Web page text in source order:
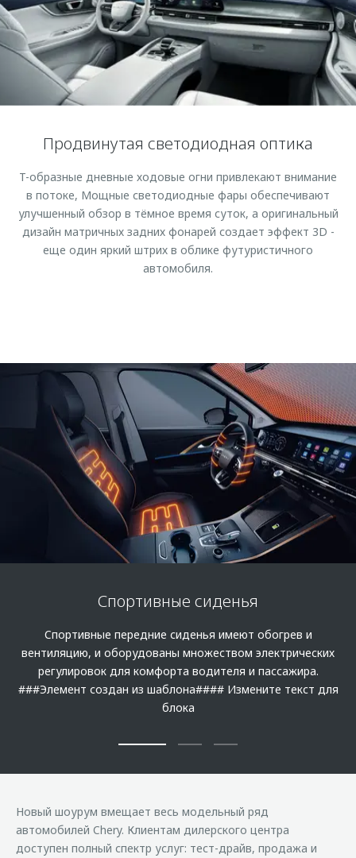
Страхование
Кредитный калькулятор
Аксессуары
Одежда и сувениры
Запчасти
Трейд-ин
Калькулятор трейд-ин
Клиентская поддержка
O&J Автоклуб
Клуб владельцев OMODA
Приложение O&J
Оригинальные аксессуары
Запчасти
Обратная связь
Продвинутая светодиодная оптика
T-образные дневные ходовые огни привлекают внимание
в потоке, Мощные светодиодные фары обеспечивают
улучшенный обзор в тёмное время суток, а оригинальный
дизайн матричных задних фонарей создает эффект 3D -
еще один яркий штрих в облике футуристичного
автомобиля.
Спортивные сиденья
Cпортивные передние сиденья имеют обогрев и
вентиляцию, и оборудованы множеством электрических
регулировок для комфорта водителя и пассажира.
###Элемент создан из шаблона#### Измените текст для
блока
Новый шоурум вмещает весь модельный ряд
автомобилей Chery. Клиентам дилерского центра
доступен полный спектр услуг: тест-драйв, продажа и